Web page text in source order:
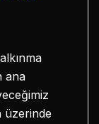
ana
üzerinde